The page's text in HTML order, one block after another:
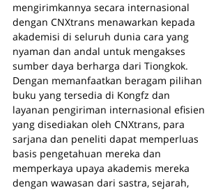
mengirimkannya secara internasional
dengan CNXtrans menawarkan kepada
akademisi di seluruh dunia cara yang
nyaman dan andal untuk mengakses
sumber daya berharga dari Tiongkok.
Dengan memanfaatkan beragam pilihan
buku yang tersedia di Kongfz dan
layanan pengiriman internasional efisien
yang disediakan oleh CNXtrans, para
sarjana dan peneliti dapat memperluas
basis pengetahuan mereka dan
memperkaya upaya akademis mereka
dengan wawasan dari sastra, sejarah,